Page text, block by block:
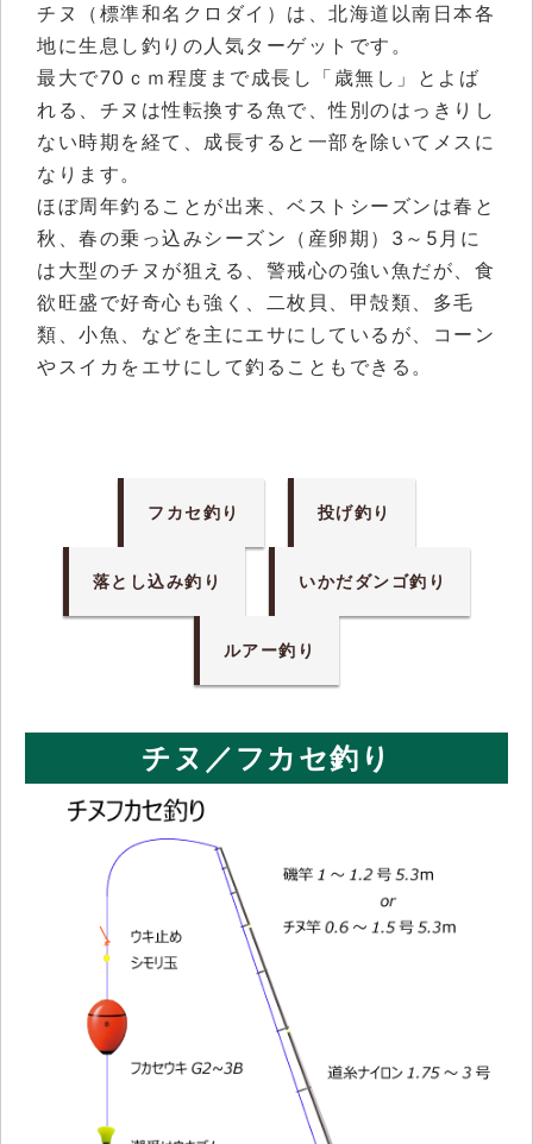
チヌ（標準和名クロダイ）は、北海道以南日本各
地に生息し釣りの人気ターゲットです。
最大で70ｃｍ程度まで成長し「歳無し」とよば
れる、チヌは性転換する魚で、性別のはっきりし
ない時期を経て、成長すると一部を除いてメスに
なります。
ほぼ周年釣ることが出来、ベストシーズンは春と
秋、春の乗っ込みシーズン（産卵期）3～5月に
は大型のチヌが狙える、警戒心の強い魚だが、食
欲旺盛で好奇心も強く、二枚貝、甲殻類、多毛
類、小魚、などを主にエサにしているが、コーン
やスイカをエサにして釣ることもできる。
フカセ釣り 投げ釣り
落とし込み釣り いかだダンゴ釣り
ルアー釣り
チヌ／フカセ釣り